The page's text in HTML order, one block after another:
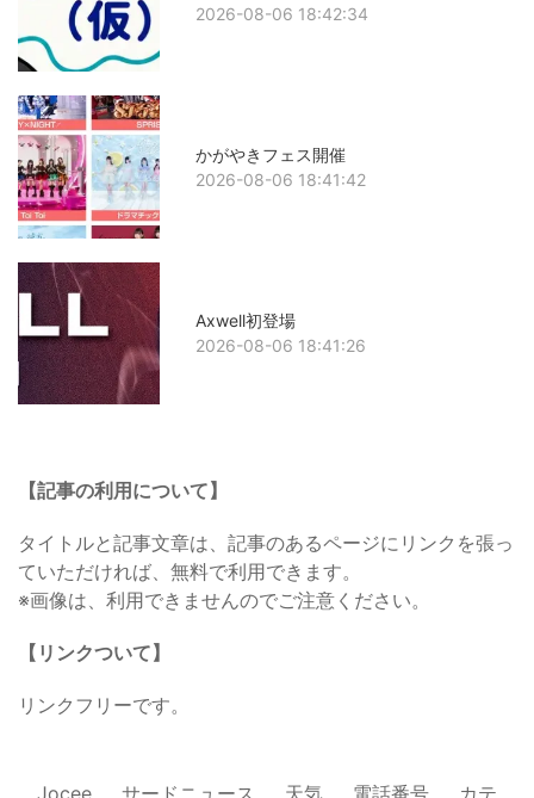
2026-08-06 18:42:34
かがやきフェス開催
2026-08-06 18:41:42
Axwell初登場
2026-08-06 18:41:26
【記事の利用について】
タイトルと記事文章は、記事のあるページにリンクを張っ
ていただければ、無料で利用できます。
※画像は、利用できませんのでご注意ください。
【リンクついて】
リンクフリーです。